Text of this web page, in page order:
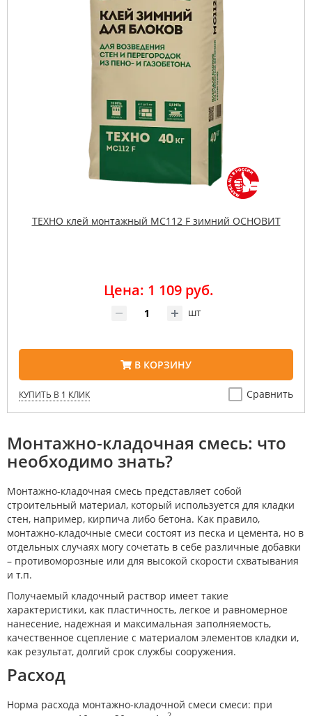
ТЕХНО клей монтажный MC112 F зимний ОСНОВИТ
Цена: 1 109 руб.
шт
В КОРЗИНУ
КУПИТЬ В 1 КЛИК Сравнить
Монтажно-кладочная смесь: что
необходимо знать?
Монтажно-кладочная смесь представляет собой
строительный материал, который используется для кладки
стен, например, кирпича либо бетона. Как правило,
монтажно-кладочные смеси состоят из песка и цемента, но в
отдельных случаях могу сочетать в себе различные добавки
– противоморозные или для высокой скорости схватывания
и т.п.
Получаемый кладочный раствор имеет такие
характеристики, как пластичность, легкое и равномерное
нанесение, надежная и максимальная заполняемость,
качественное сцепление с материалом элементов кладки и,
как результат, долгий срок службы сооружения.
Расход
Норма расхода монтажно-кладочной смеси смеси: при